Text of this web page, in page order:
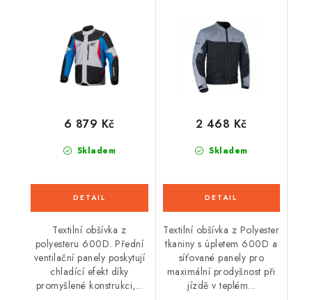
(šedá/modrá/černá/
červená) 2026
Skladem
6 879 Kč
Textilní obšívka z
polyesteru 600D. Přední
ventilační panely poskytují
chladící efekt díky
promyšlené konstrukci,...
Skladem
2 468 Kč
Textilní obšívka z Polyester
tkaniny s úpletem 600D a
síťované panely pro
maximální prodyšnost při
jízdě v teplém...